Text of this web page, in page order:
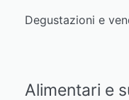
Degustazioni e
Alimentari e